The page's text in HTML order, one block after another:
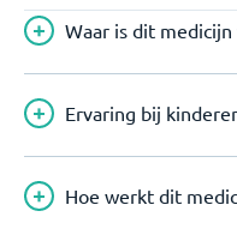
Waar is dit medicijn
Ervaring bij
Hoe werkt dit